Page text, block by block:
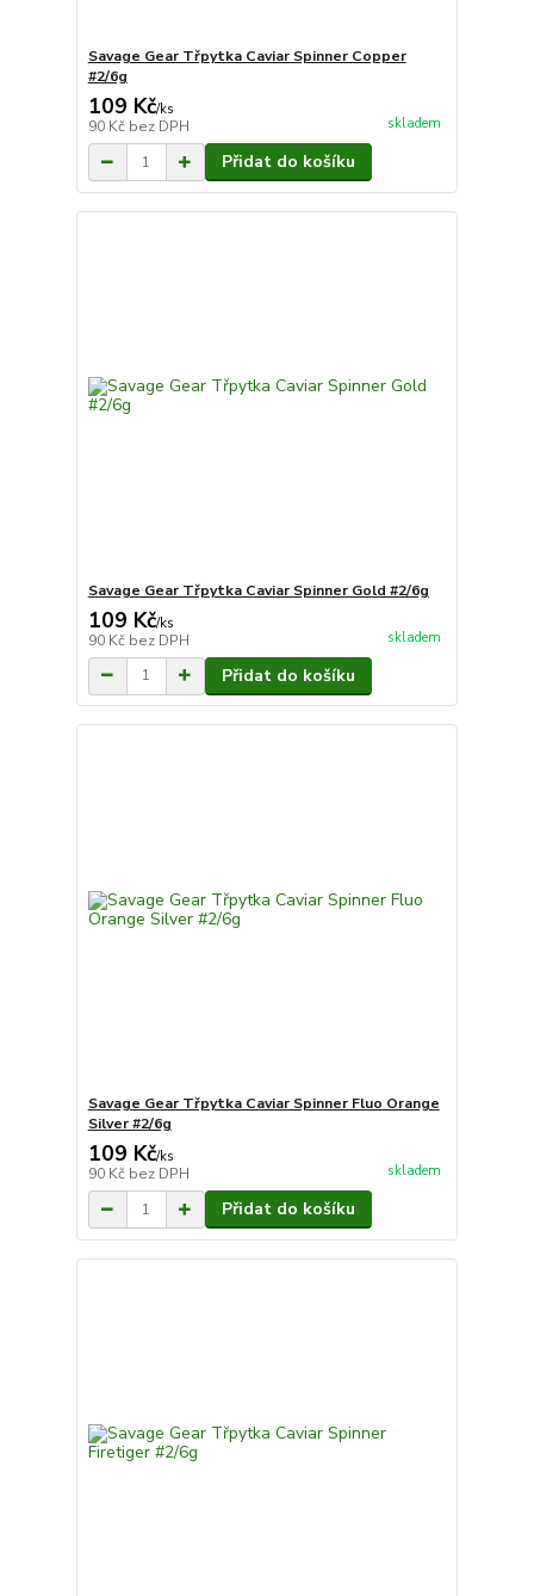
Savage Gear Třpytka Caviar Spinner Copper
#2/6g
109 Kč/ks
90 Kč bez DPH skladem
Přidat do košíku
Savage Gear Třpytka Caviar Spinner Gold #2/6g
109 Kč/ks
90 Kč bez DPH skladem
Přidat do košíku
Savage Gear Třpytka Caviar Spinner Fluo Orange
Silver #2/6g
109 Kč/ks
90 Kč bez DPH skladem
Přidat do košíku